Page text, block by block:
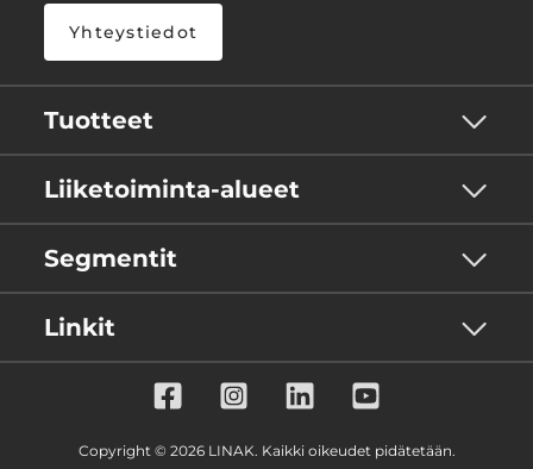
Yhteystiedot
Tuotteet
Liiketoiminta-alueet
Segmentit
Linkit
Copyright © 2026 LINAK. Kaikki oikeudet pidätetään.